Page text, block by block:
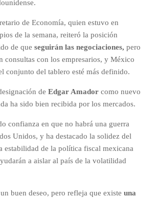
de Economía, quien estuvo en
de la semana, reiteró la posición
de que seguirán las negociaciones, pero
consultas con los empresarios, y México
conjunto del tablero esté más definido.
de Edgar Amador como nuevo
ha sido bien recibida por los mercados.
confianza en que no habrá una guerra
Unidos, y ha destacado la solidez del
estabilidad de la política fiscal mexicana
a aislar al país de la volatilidad
buen deseo, pero refleja que existe una